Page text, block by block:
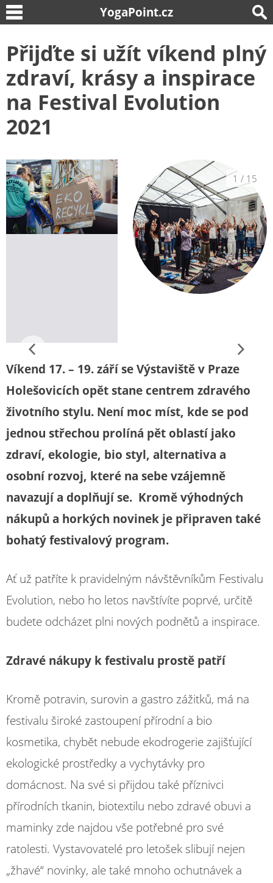
YogaPoint.cz
Přijďte si užít víkend plný
zdraví, krásy a inspirace
na Festival Evolution
2021
1 / 15
Víkend 17. – 19. září se Výstaviště v Praze
Holešovicích opět stane centrem zdravého
životního stylu. Není moc míst, kde se pod
jednou střechou prolíná pět oblastí jako
zdraví, ekologie, bio styl, alternativa a
osobní rozvoj, které na sebe vzájemně
navazují a doplňují se. Kromě výhodných
nákupů a horkých novinek je připraven také
bohatý festivalový program.
Ať už patříte k pravidelným návštěvníkům Festivalu
Evolution, nebo ho letos navštívíte poprvé, určitě
budete odcházet plni nových podnětů a inspirace.
Zdravé nákupy k festivalu prostě patří
Kromě potravin, surovin a gastro zážitků, má na
festivalu široké zastoupení přírodní a bio
kosmetika, chybět nebude ekodrogerie zajišťující
ekologické prostředky a vychytávky pro
domácnost. Na své si přijdou také příznivci
přírodních tkanin, biotextilu nebo zdravé obuvi a
maminky zde najdou vše potřebné pro své
ratolesti. Vystavovatelé pro letošek slibují nejen
„žhavé“ novinky, ale také mnoho ochutnávek a